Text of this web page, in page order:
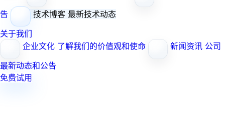
告
技术博客 最新技术动态
关于我们
企业文化 了解我们的价值观和使命 新闻资讯 公司
最新动态和公告
免费试用